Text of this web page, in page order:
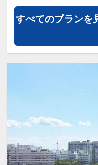
17535458
すべてのプランを